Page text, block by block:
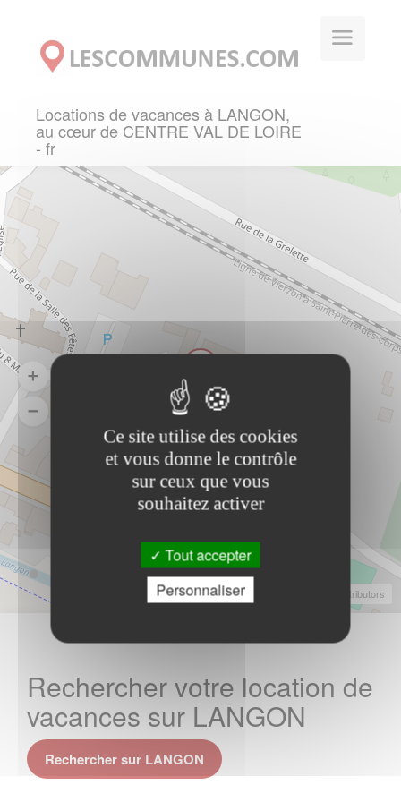
Locations de vacances à LANGON,
au cœur de CENTRE VAL DE LOIRE
- fr
Leaflet| Contributors
Rechercher votre location de
vacances sur LANGON
Rechercher sur LANGON
Ce site utilise des cookies
et vous donne le contrôle
sur ceux que vous
souhaitez activer
Tout accepter
Personnaliser